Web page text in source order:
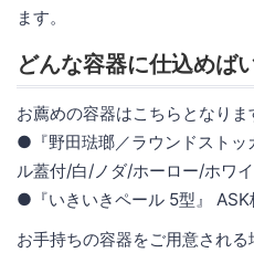
ます。
どんな容器に仕込めば
お薦めの容器はこちらとなりま
●『野田琺瑯／ラウンドスト
ル蓋付/白/ノダ/ホーロー/ホワ
●『いきいきペール 5型』 ASK
お手持ちの容器をご用意され